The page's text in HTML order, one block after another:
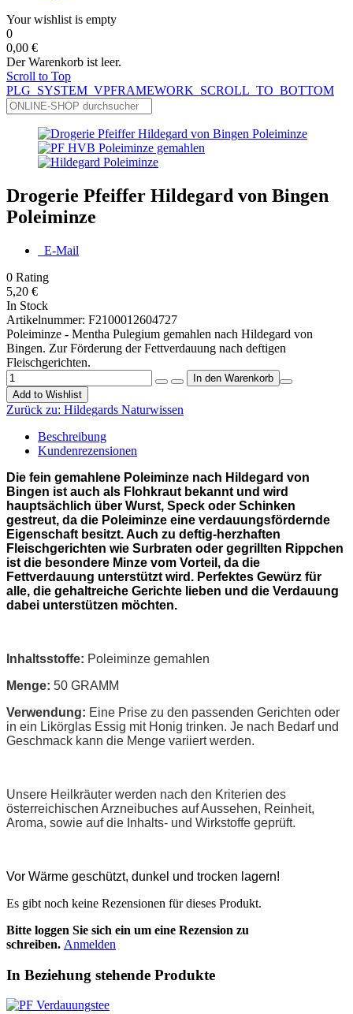
Your wishlist is empty
0
0,00 €
Der Warenkorb ist leer.
Scroll to Top
PLG_SYSTEM_VPFRAMEWORK_SCROLL_TO_BOTTOM
Drogerie Pfeiffer Hildegard von Bingen
Poleiminze
E-Mail
0 Rating
5,20 €
In Stock
Artikelnummer: F2100012604727
Poleiminze - Mentha Pulegium gemahlen nach Hildegard von
Bingen. Zur Förderung der Fettverdauung nach deftigen
Fleischgerichten.
Add to Wishlist
Zurück zu: Hildegards Naturwissen
Beschreibung
Kundenrezensionen
Die fein gemahlene Poleiminze nach Hildegard von
Bingen ist auch als Flohkraut bekannt und wird
hauptsächlich über Wurst, Speck oder Schinken
gestreut, da die Poleiminze eine verdauungsfördernde
Eigenschaft besitzt. Auch zu deftig-herzhaften
Fleischgerichten wie Surbraten oder gegrillten Rippchen
ist die besondere Minze vom Vorteil, da die
Fettverdauung unterstützt wird. Perfektes Gewürz für
alle, die gehaltreiche Gerichte lieben und die Verdauung
dabei unterstützen möchten.
Inhaltsstoffe: Poleiminze gemahlen
Menge: 50 GRAMM
Verwendung: Eine Prise zu den passenden Gerichten oder
in ein Likörglas Essig mit Honig trinken. Je nach Bedarf und
Geschmack kann die Menge variiert werden.
Unsere Heilkräuter werden nach den Kriterien des
österreichischen Arzneibuches auf Aussehen, Reinheit,
Aroma, sowie auf die Inhalts- und Wirkstoffe geprüft.
Vor Wärme geschützt, dunkel und trocken lagern!
Es gibt noch keine Rezensionen für dieses Produkt.
Bitte loggen Sie sich ein um eine Rezension zu
schreiben. Anmelden
In Beziehung stehende Produkte